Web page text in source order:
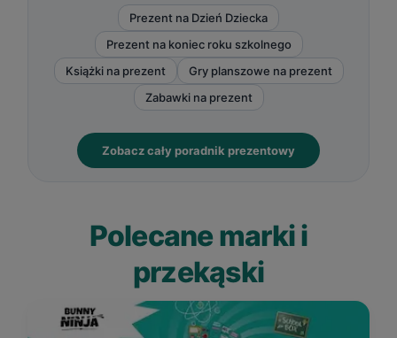
Prezent na Dzień Dziecka
Prezent na koniec roku szkolnego
Książki na prezent
Gry planszowe na prezent
Zabawki na prezent
Zobacz cały poradnik prezentowy
Polecane marki i
przekąski